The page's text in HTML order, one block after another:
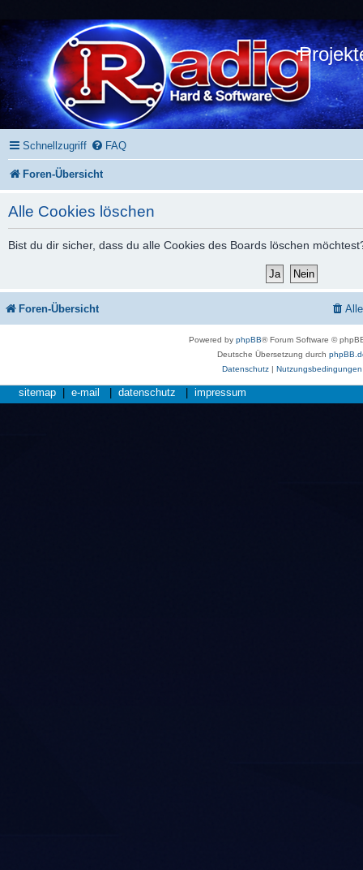
Schnellzugriff FAQ
Foren-Übersicht
Alle Cookies löschen
Bist du dir sicher, dass du alle Cookies des Boards löschen
Foren-Übersicht
Powered byphpBB® Forum Software ©
Deutsche Übersetzung durch
Datenschutz| Nutzungsbedingungen
sitemap e-mail datenschutz impressum